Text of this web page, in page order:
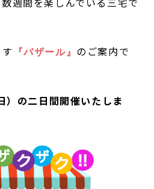
『バザール』 のご案内で
）の二日間開催いたしま